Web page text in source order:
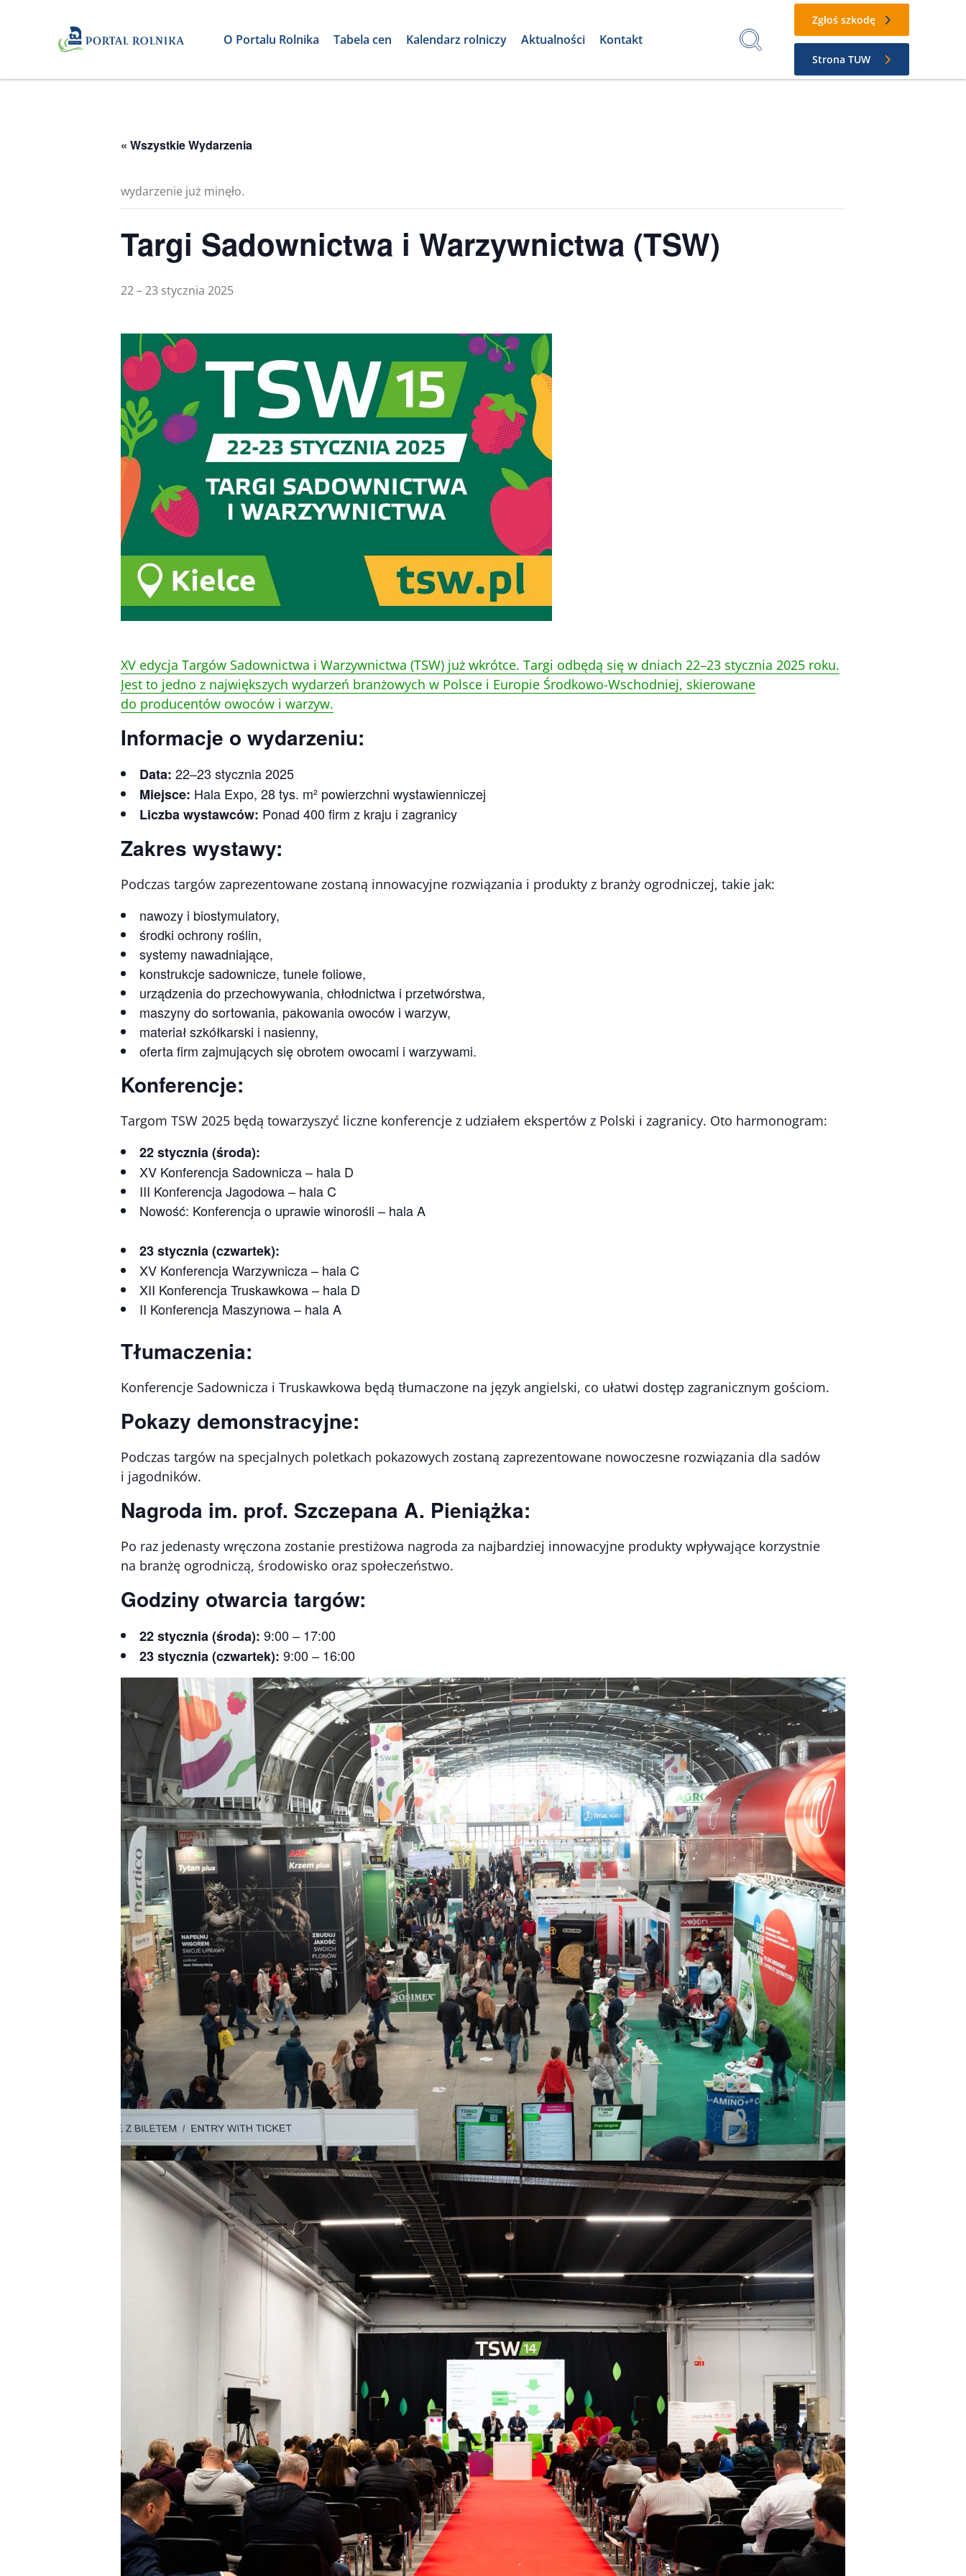
O Portalu Rolnika Tabela cen Kalendarz rolniczy Aktualności Kontakt
Zgłoś szkodę
Strona TUW
« Wszystkie Wydarzenia
wydarzenie już minęło.
Targi Sadownictwa i Warzywnictwa (TSW)
22 – 23 stycznia 2025
XV edycja Targów Sadownictwa i Warzywnictwa (TSW) już wkrótce. Targi odbędą się w dniach 22–23 stycznia 2025 roku.
Jest to jedno z największych wydarzeń branżowych w Polsce i Europie Środkowo-Wschodniej, skierowane
do producentów owoców i warzyw.
Informacje o wydarzeniu:
Data: 22–23 stycznia 2025
Miejsce: Hala Expo, 28 tys. m² powierzchni wystawienniczej
Liczba wystawców: Ponad 400 firm z kraju i zagranicy
Zakres wystawy:
Podczas targów zaprezentowane zostaną innowacyjne rozwiązania i produkty z branży ogrodniczej, takie jak:
nawozy i biostymulatory,
środki ochrony roślin,
systemy nawadniające,
konstrukcje sadownicze, tunele foliowe,
urządzenia do przechowywania, chłodnictwa i przetwórstwa,
maszyny do sortowania, pakowania owoców i warzyw,
materiał szkółkarski i nasienny,
oferta firm zajmujących się obrotem owocami i warzywami.
Konferencje:
Targom TSW 2025 będą towarzyszyć liczne konferencje z udziałem ekspertów z Polski i zagranicy. Oto harmonogram:
22 stycznia (środa):
XV Konferencja Sadownicza – hala D
III Konferencja Jagodowa – hala C
Nowość: Konferencja o uprawie winorośli – hala A
23 stycznia (czwartek):
XV Konferencja Warzywnicza – hala C
XII Konferencja Truskawkowa – hala D
II Konferencja Maszynowa – hala A
Tłumaczenia:
Konferencje Sadownicza i Truskawkowa będą tłumaczone na język angielski, co ułatwi dostęp zagranicznym gościom.
Pokazy demonstracyjne:
Podczas targów na specjalnych poletkach pokazowych zostaną zaprezentowane nowoczesne rozwiązania dla sadów
i jagodników.
Nagroda im. prof. Szczepana A. Pieniążka:
Po raz jedenasty wręczona zostanie prestiżowa nagroda za najbardziej innowacyjne produkty wpływające korzystnie
na branżę ogrodniczą, środowisko oraz społeczeństwo.
Godziny otwarcia targów:
22 stycznia (środa): 9:00 – 17:00
23 stycznia (czwartek): 9:00 – 16:00